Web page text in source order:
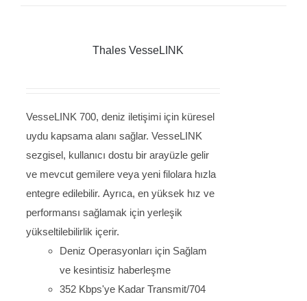
Thales VesseLINK
VesseLINK 700, deniz iletişimi için küresel
uydu kapsama alanı sağlar. VesseLINK
sezgisel, kullanıcı dostu bir arayüzle gelir
ve mevcut gemilere veya yeni filolara hızla
entegre edilebilir. Ayrıca, en yüksek hız ve
performansı sağlamak için yerleşik
yükseltilebilirlik içerir.
Deniz Operasyonları için Sağlam
ve kesintisiz haberleşme
352 Kbps'ye Kadar Transmit/704